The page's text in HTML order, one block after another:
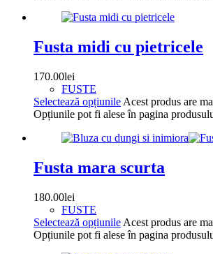
Fusta midi cu pietricele
170.00lei
FUSTE
Selectează opțiunile Acest produs are
Opțiunile pot fi alese în pagina
Fusta mara scurta
180.00lei
FUSTE
Selectează opțiunile Acest produs are
Opțiunile pot fi alese în pagina